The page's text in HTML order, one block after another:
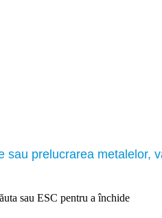
sau prelucrarea
sau ESC pentru a închide